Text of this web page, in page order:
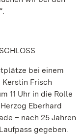
bei einem
Frisch
11 Uhr in die Rolle
Eberhard
– nach 25 Jahren
gegeben.